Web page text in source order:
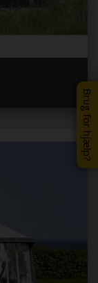
Brug for hjælp?